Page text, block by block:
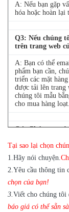
A: Nếu bạn gặp
hóa hoặc hoàn lại
Q3: Nếu chúng
trên trang web
A: Bạn có thể
phẩm bạn cần,
triển các mặt
được tải lên trang
chúng tôi mẫu
cho mua hàng loạt.
Q4: Chúng ta có
A: Có, chúng tôi
chúng tôi có các
Tại sao lại chọn
1.Hãy nói chuyện.
2.Yêu cầu thông tin
chọn của bạn!
3.Viết cho chúng tôi
báo giá có thể sẵn